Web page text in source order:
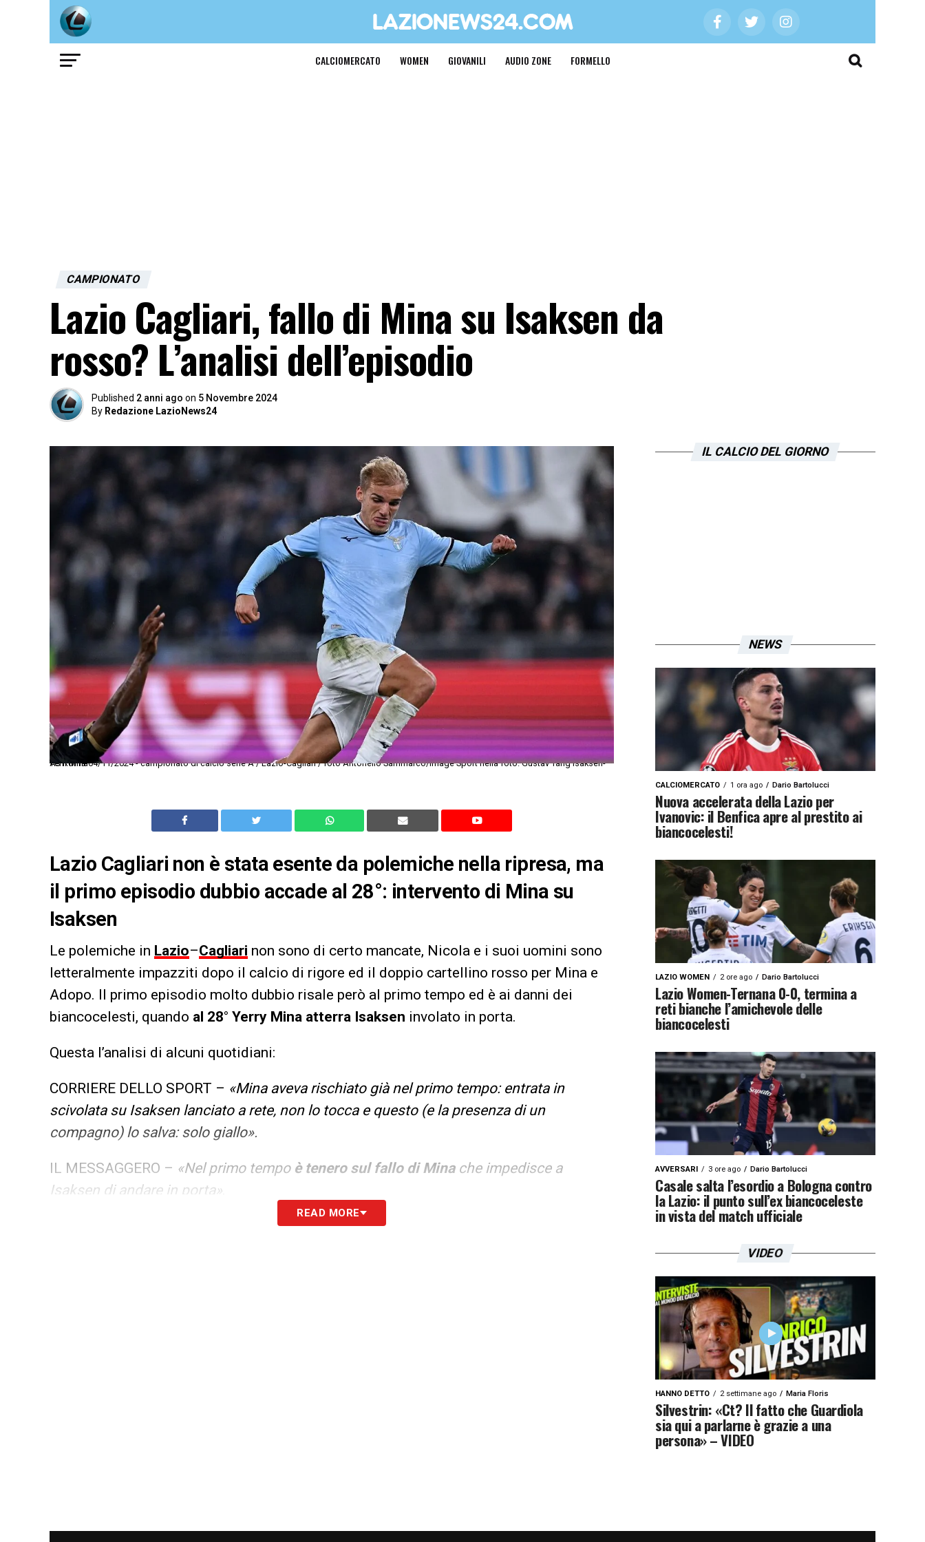
CALCIOMERCATO WOMEN GIOVANILI AUDIO ZONE FORMELLO
CAMPIONATO
Lazio Cagliari, fallo di Mina su Isaksen da
rosso? L’analisi dell’episodio
Published 2 anni ago on 5 Novembre 2024
By Redazione LazioNews24
As Roma 04/11/2024 - campionato di calcio serie A / Lazio-Cagliari / foto Antonello Sammarco/Image Sport nella foto: Gustav Tang Isaksen-Yerri Mina
Lazio Cagliari non è stata esente da polemiche nella ripresa, ma
il primo episodio dubbio accade al 28°: intervento di Mina su
Isaksen
Le polemiche in Lazio–Cagliari non sono di certo mancate, Nicola e i suoi uomini sono
letteralmente impazziti dopo il calcio di rigore ed il doppio cartellino rosso per Mina e
Adopo. Il primo episodio molto dubbio risale però al primo tempo ed è ai danni dei
biancocelesti, quando al 28° Yerry Mina atterra Isaksen involato in porta.
Questa l’analisi di alcuni quotidiani:
CORRIERE DELLO SPORT – «Mina aveva rischiato già nel primo tempo: entrata in
scivolata su Isaksen lanciato a rete, non lo tocca e questo (e la presenza di un
compagno) lo salva: solo giallo».
IL MESSAGGERO – «Nel primo tempo è tenero sul fallo di Minache impedisce a
Isaksen di andare in porta»
«Il primo giallo di Mina
READ MORE
IL CALCIO DEL GIORNO
NEWS
CALCIOMERCATO 1 ora ago Dario Bartolucci
Nuova accelerata della Lazio per
Ivanovic: il Benfica apre al prestito ai
biancocelesti!
LAZIO WOMEN 2 ore ago Dario Bartolucci
Lazio Women-Ternana 0-0, termina a
reti bianche l’amichevole delle
biancocelesti
AVVERSARI 3 ore ago Dario Bartolucci
Casale salta l’esordio a Bologna contro
la Lazio: il punto sull’ex biancoceleste
in vista del match ufficiale
VIDEO
HANNO DETTO 2 settimane ago Maria Floris
Silvestrin: «Ct? Il fatto che Guardiola
sia qui a parlarne è grazie a una
persona» – VIDEO